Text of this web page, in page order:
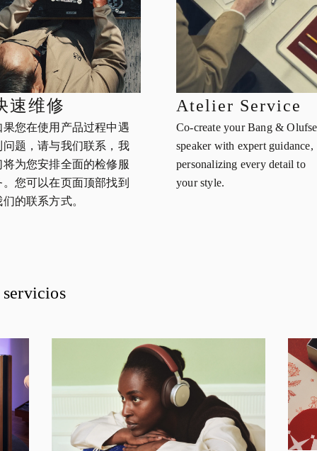
速维修
果您在使用产品过程中遇
问题，请与我们联系，我
将为您安排全面的检修服
。您可以在页面顶部找到
们的联系方式。
Atelier Service
Co-create your Bang &
speaker with expert guidance,
personalizing every detail to
your style.
servicios